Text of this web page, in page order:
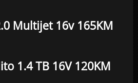
Multijet 16v 165KM
1.4 TB 16V 120KM